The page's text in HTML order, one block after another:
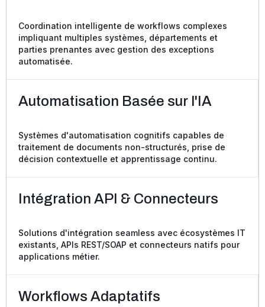
Coordination intelligente de workflows complexes
impliquant multiples systèmes, départements et
parties prenantes avec gestion des exceptions
automatisée.
Automatisation Basée sur l'IA
Systèmes d'automatisation cognitifs capables de
traitement de documents non-structurés, prise de
décision contextuelle et apprentissage continu.
Intégration API & Connecteurs
Solutions d'intégration seamless avec écosystèmes IT
existants, APIs REST/SOAP et connecteurs natifs pour
applications métier.
Workflows Adaptatifs